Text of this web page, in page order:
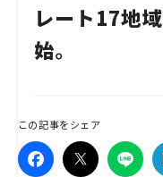
レート17地
始。
この記事をシェア
Traffic
Special
Campaign